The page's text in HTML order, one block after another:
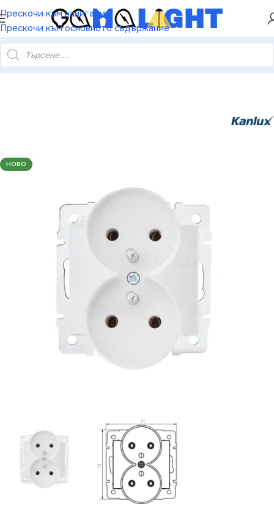
Прескочи към навигация
Прескочи към основното съдържание
НАМАЛЕНИЕ ОТ 5%
контакт. френски стандарт със заземяване DOMO
НОВО